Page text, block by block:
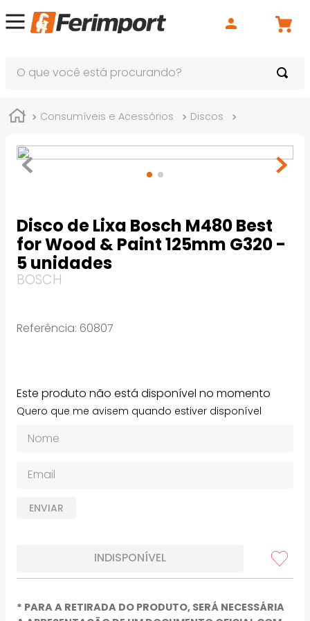
Consumíveis e Acessórios Discos
Disco de Lixa Bosch M480 Best
for Wood & Paint 125mm G320 -
5 unidades
BOSCH
Referência: 60807
Este produto não está disponível no momento
Quero que me avisem quando estiver disponível
ENVIAR
INDISPONÍVEL
* PARA A RETIRADA DO PRODUTO, SERÁ NECESSÁRIA